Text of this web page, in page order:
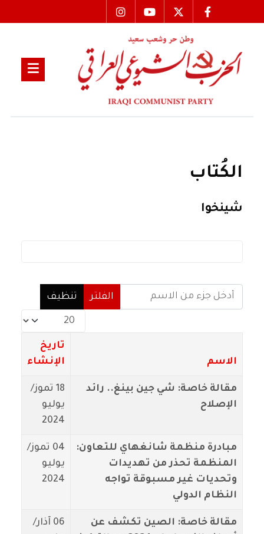
الكُتاب
شينخوا
أدخل جزء من الاسم
الفلتر
تنظيف
عدد الإظهارات:
الاسم
تاريخ
الإنشاء
مقالة خاصة: شي جين بينغ.. رائد
الإصلاح
18 تموز/
يوليو
2024
مبادرة منظمة شانغهاي للتعاون:
المنظمة تحذر من تهديدات
وتحديات غير مسبوقة تواجه
النظام الدولي
04 تموز/
يوليو
2024
مقالة خاصة: الصين تكشف عن
06 آذار/